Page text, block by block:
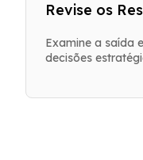
Revise os
Examine a saída
decisões